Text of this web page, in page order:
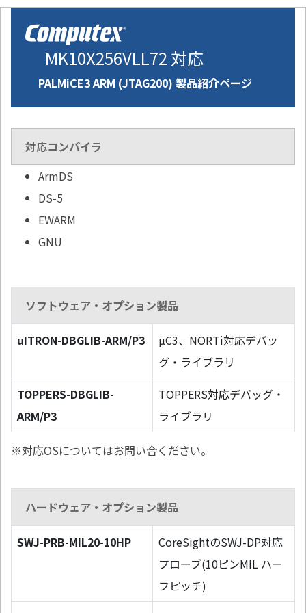
MK10X256VLL72 対応
PALMiCE3 ARM (JTAG200) 製品紹介ページ
対応コンパイラ
ArmDS
DS-5
EWARM
GNU
ソフトウェア・オプション製品
uITRON-DBGLIB-ARM/P3
µC3、NORTi対応デバッ
グ・ライブラリ
TOPPERS-DBGLIB-
ARM/P3
TOPPERS対応デバッグ・
ライブラリ
※対応OSについてはお問い合ください。
ハードウェア・オプション製品
SWJ-PRB-MIL20-10HP
CoreSightのSWJ-DP対応
プローブ(10ピンMIL ハー
フピッチ)